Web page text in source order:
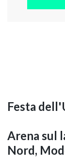
Festa
Arena sul
Nord,